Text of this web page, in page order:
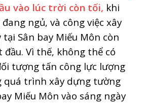
vào lúc trời còn tối, khi
ngủ, và công việc xây
Sân bay Miếu Môn còn
đầu. Vì thế, không thể có
tượng tấn công lực lượng
quá trình xây dựng tường
Miếu Môn vào sáng ngày